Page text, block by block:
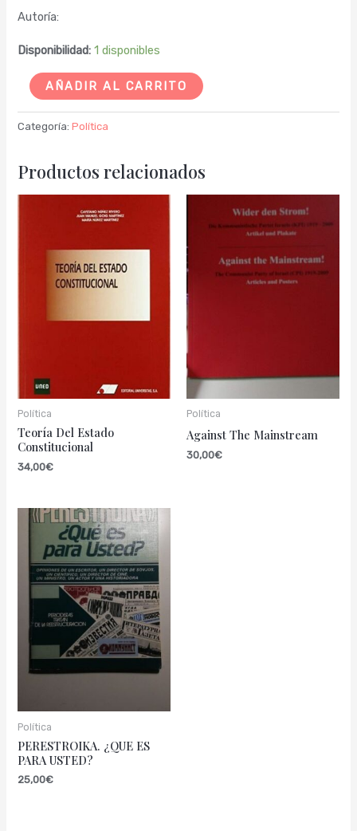
Autoría:
Disponibilidad: 1 disponibles
AÑADIR AL CARRITO
Categoría:Política
Productos relacionados
Política
Teoría Del Estado
Constitucional
34,00€
Política
Against The Mainstream
30,00€
Política
PERESTROIKA. ¿QUE ES
PARA USTED?
25,00€